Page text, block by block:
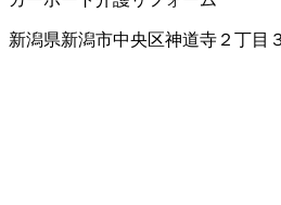
新潟県新潟市中央区神道寺２丁目